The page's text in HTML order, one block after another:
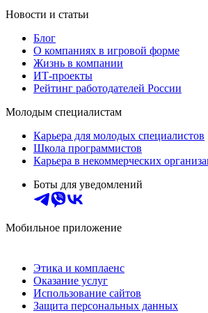
Новости и статьи
Блог
О компаниях в игровой форме
Жизнь в компании
ИТ-проекты
Рейтинг работодателей России
Молодым специалистам
Карьера для молодых специалистов
Школа программистов
Карьера в некоммерческих
Боты для уведомлений
Мобильное приложение
Этика и комплаенс
Оказание услуг
Использование сайтов
Защита персональных данных